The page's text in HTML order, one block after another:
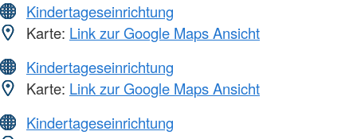
Kindertageseinrichtung
Karte: Link zur Google Maps Ansicht
Kindertageseinrichtung
Karte: Link zur Google Maps Ansicht
Kindertageseinrichtung